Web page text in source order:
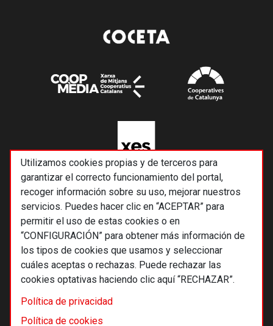
Utilizamos cookies propias y de terceros para
garantizar el correcto funcionamiento del portal,
recoger información sobre su uso, mejorar nuestros
servicios. Puedes hacer clic en “ACEPTAR” para
permitir el uso de estas cookies o en
“CONFIGURACIÓN” para obtener más información de
los tipos de cookies que usamos y seleccionar
cuáles aceptas o rechazas. Puede rechazar las
cookies optativas haciendo clic aquí “RECHAZAR”.
Política de privacidad
Política de cookies
© 2026 Alternativas económicas SCCL
Footer
Términos y condiciones de uso